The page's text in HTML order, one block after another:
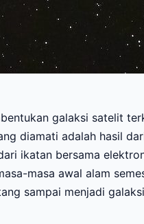
galaksi satelit
diamati adalah hasil
ikatan bersama
masa awal alam
sampai menjadi